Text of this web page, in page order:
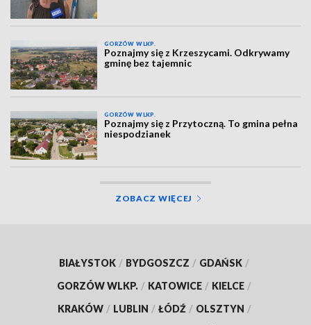
GORZÓW WLKP.
Poznajmy się z Krzeszycami. Odkrywamy
gminę bez tajemnic
GORZÓW WLKP.
Poznajmy się z Przytoczną. To gmina pełna
niespodzianek
ZOBACZ WIĘCEJ
BIAŁYSTOK / BYDGOSZCZ / GDAŃSK /
GORZÓW WLKP. / KATOWICE / KIELCE /
KRAKÓW / LUBLIN / ŁÓDŹ / OLSZTYN /